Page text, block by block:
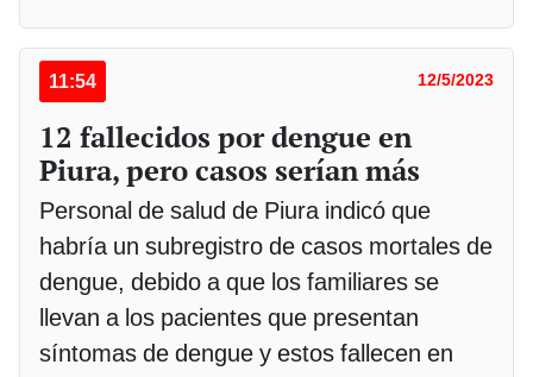
11:54 12/5/2023
12 fallecidos por dengue en
Piura, pero casos serían más
Personal de salud de Piura indicó que
habría un subregistro de casos mortales de
dengue, debido a que los familiares se
llevan a los pacientes que presentan
síntomas de dengue y estos fallecen en